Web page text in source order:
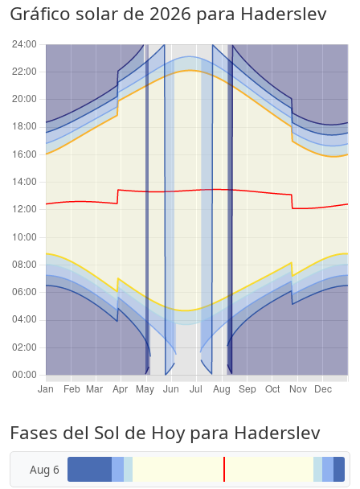
Gráfico solar de 2026 para Haderslev
Fases del Sol de Hoy para Haderslev
Aug 6